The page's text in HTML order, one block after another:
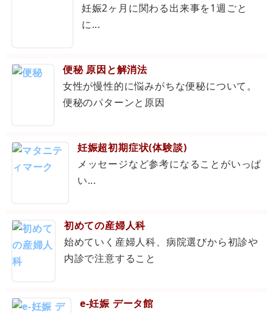
妊娠2ヶ月に関わる出来事を1週ごと
に...
便秘 原因と解消法
女性が慢性的に悩みがちな便秘について。
便秘のパターンと原因
妊娠超初期症状(体験談)
メッセージなど参考になることがいっぱ
い...
初めての産婦人科
始めていく産婦人科、病院選びから初診や
内診で注意すること
e-妊娠 データ館